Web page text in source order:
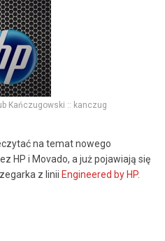
Kańczugowski :: kanczug
na temat nowego
HP i Movado, a już pojawiają się
z linii Engineered by HP.